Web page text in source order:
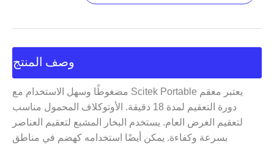
وصف المنتج
يعتبر معقم Scitek Portable مضغوطًا وسهل الاستخدام مع
دورة التعقيم لمدة 18 دقيقة. الأوتوكلاف المحمول مناسب
لتعقيم الغرض العام. يستخدم البخار المشبع لتعقيم العناصر
بسرعة وكفاءة. يمكن أيضًا استخدامه كهضم في مناطق